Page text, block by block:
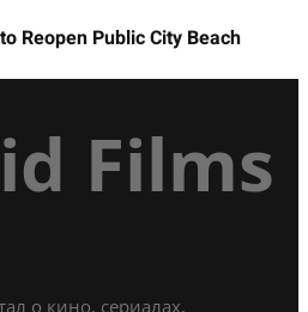
Reopen Public City Beach
Films
о кино, сериалах,